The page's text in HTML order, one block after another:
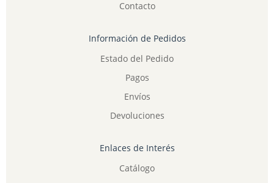
Contacto
Información de Pedidos
Estado del Pedido
Pagos
Envíos
Devoluciones
Enlaces de Interés
Catálogo